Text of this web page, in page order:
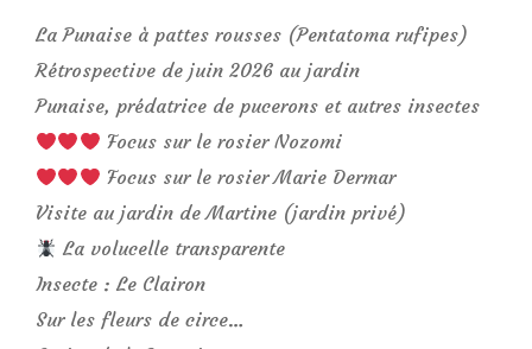
La Punaise à pattes rousses (Pentatoma rufipes)
Rétrospective de juin 2026 au jardin
Punaise, prédatrice de pucerons et autres insectes
Focus sur le rosier Nozomi
Focus sur le rosier Marie Dermar
Visite au jardin de Martine (jardin privé)
La volucelle transparente
Insecte : Le Clairon
Sur les fleurs de circe…